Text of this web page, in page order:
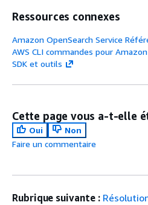
Ressources connexes
Amazon OpenSearch Service
AWS CLI commandes pour
SDK et outils
Cette page vous a-t-elle
Oui
Non
Faire un commentaire
Rubrique suivante :